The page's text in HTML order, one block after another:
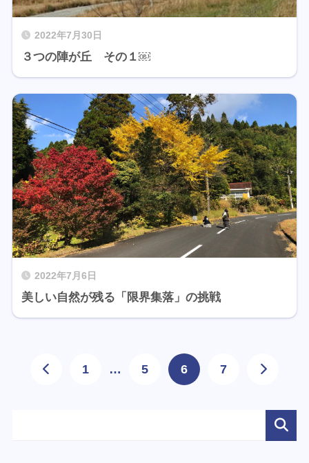
2022年7月30日
３つの陣が丘 その１￼
2022年7月6日
美しい自然が残る「限界集落」の挑戦
1 … 5 6 7